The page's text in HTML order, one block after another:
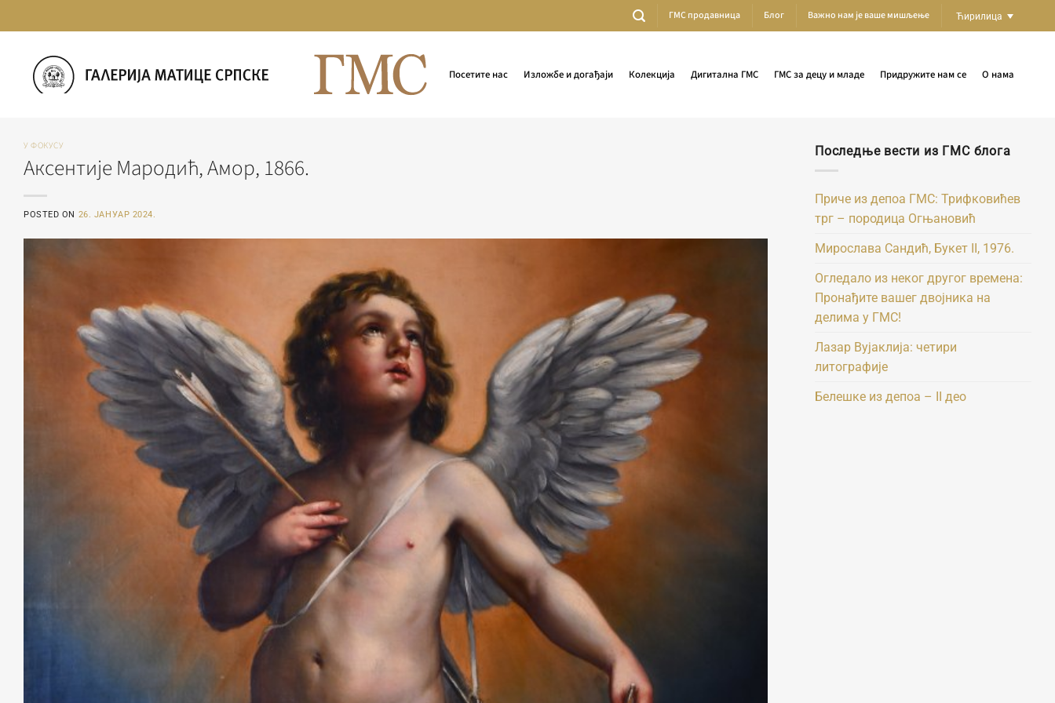
на
ГМС продавница Блог Важно нам је ваше мишљење Ћирилица
Посетите нас Изложбе и догађаји Колекција Дигитална ГМС ГМС за децу и младе Придружите нам се О нама
У ФОКУСУ
Аксентије Мародић, Амор, 1866.
POSTED ON 26. ЈАНУАР 2024.
Последње вести из ГМС блога
Приче из депоа ГМС: Трифковићев
трг – породица Огњановић
Мирослава Сандић, Букет II, 1976.
Огледало из неког другог времена:
Пронађите вашег двојника на
делима у ГМС!
Лазар Вујаклија: четири
литографије
Белешке из депоа – II део